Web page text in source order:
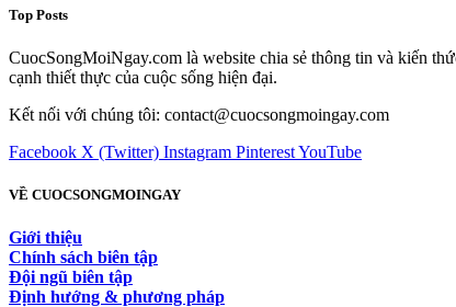
Top Posts
CuocSongMoiNgay.com là website chia sẻ thông tin và kiến
cạnh thiết thực của cuộc sống hiện đại.
Kết nối với chúng tôi: contact@cuocsongmoingay.com
Facebook X (Twitter) Instagram PinterestYouTube
VỀ CUOCSONGMOINGAY
Giới thiệu
Chính sách biên tập
Đội ngũ biên tập
Định hướng & phương pháp